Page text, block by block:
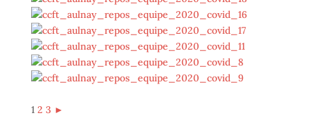
1 2 3 ►